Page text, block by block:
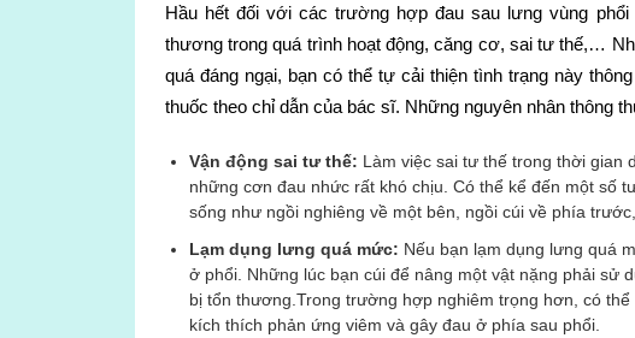
Hầu hết đối với các trường hợp đau sau lưng vùng
thương trong quá trình hoạt động, căng cơ, sai tư thế,…
quá đáng ngại, bạn có thể tự cải thiện tình trạng này
thuốc theo chỉ dẫn của bác sĩ. Những nguyên nhân thông
Vận động sai tư thế: Làm việc sai tư thế trong thời gian
những cơn đau nhức rất khó chịu. Có thể kể đến một số
sống như ngồi nghiêng về một bên, ngồi cúi về phía
Lạm dụng lưng quá mức: Nếu bạn lạm dụng lưng quá
ở phổi. Những lúc bạn cúi để nâng một vật nặng phải sử
bị tổn thương.Trong trường hợp nghiêm trọng hơn, có
kích thích phản ứng viêm và gây đau ở phía sau phổi.